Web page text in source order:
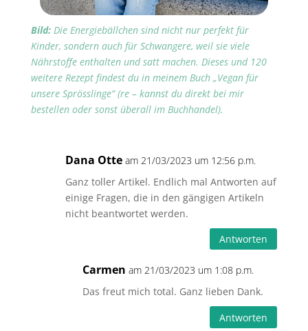
Bild:Die Energiebällchen sind nicht nur perfekt für
Kinder, sondern auch für Schwangere, weil sie viele
Nährstoffe enthalten und satt machen. Dieses und 120
weitere Rezept findest du in meinem Buch „Vegan für
unsere Sprösslinge“ (re – kannst du direkt bei mir
bestellen oder sonst überall im Buchhandel).
Dana Otte am 21/03/2023 um 12:56 p.m.
Ganz toller Artikel. Endlich mal Antworten auf
einige Fragen, die in den gängigen Artikeln
nicht beantwortet werden.
Antworten
Carmen am 21/03/2023 um 1:08 p.m.
Das freut mich total. Ganz lieben Dank.
Antworten